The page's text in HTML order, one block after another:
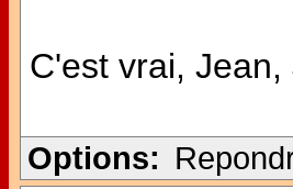
C'est vrai,
Options: